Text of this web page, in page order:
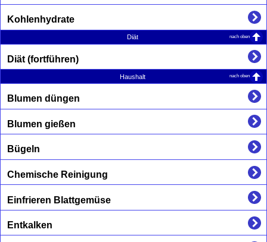
Kohlenhydrate
Diät nach oben
Diät (fortführen)
Haushalt nach oben
Blumen düngen
Blumen gießen
Bügeln
Chemische Reinigung
Einfrieren Blattgemüse
Entkalken